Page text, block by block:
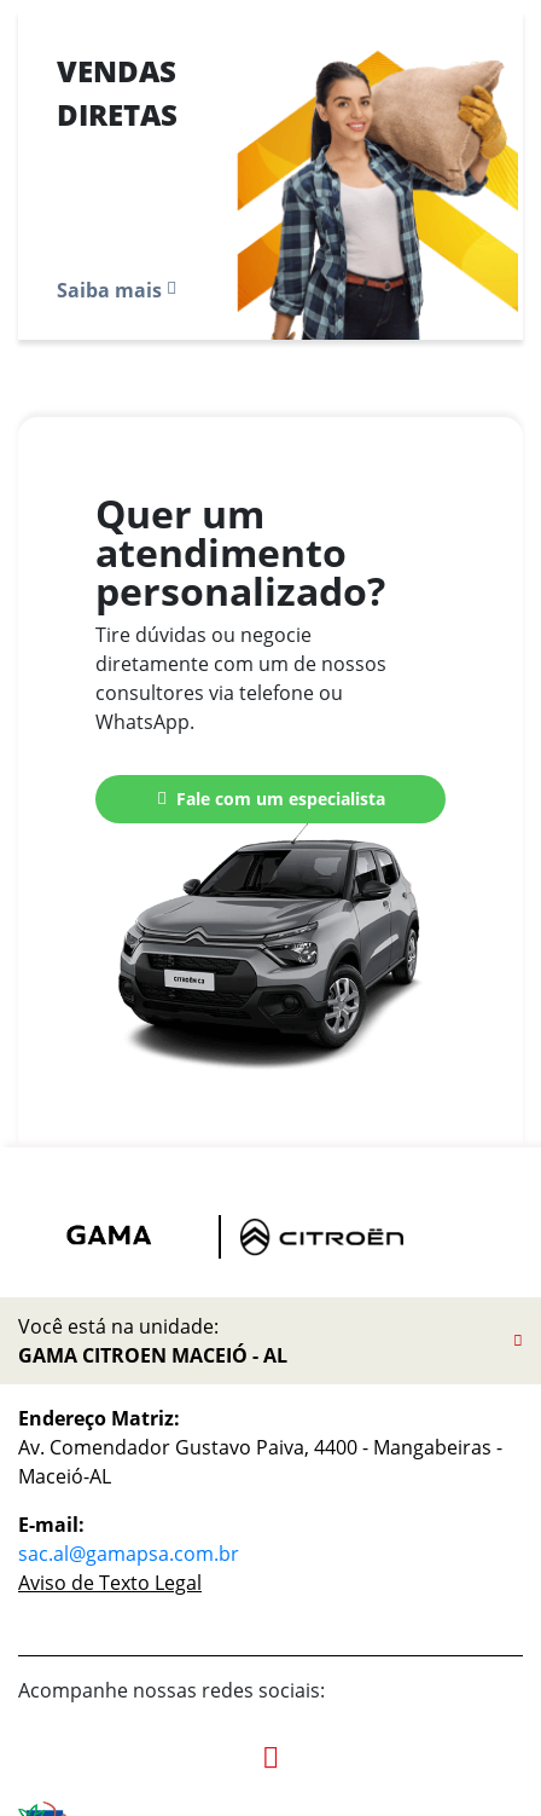
VENDAS
DIRETAS
Saiba mais
Quer um
atendimento
personalizado?
Tire dúvidas ou negocie
diretamente com um de nossos
consultores via telefone ou
WhatsApp.
Fale com um especialista
Você está na unidade:
GAMA CITROEN MACEIÓ - AL
Endereço Matriz:
Av. Comendador Gustavo Paiva, 4400 - Mangabeiras -
Maceió-AL
E-mail:
sac.al@gamapsa.com.br
Aviso de Texto Legal
Acompanhe nossas redes sociais: